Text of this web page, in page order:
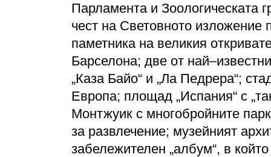
Парламента и Зоологическата
чест на Световното изложение
паметника на великия
Барселона; две от
„Каза Байо“ и „Ла Педрера“;
Европа; площад „Испания“ с
Монтжуик с многобройните
за развлечение; музейният
забележителен „албум“, в